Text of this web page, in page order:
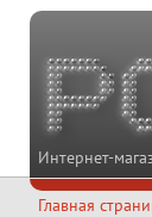
Интернет-
Главная